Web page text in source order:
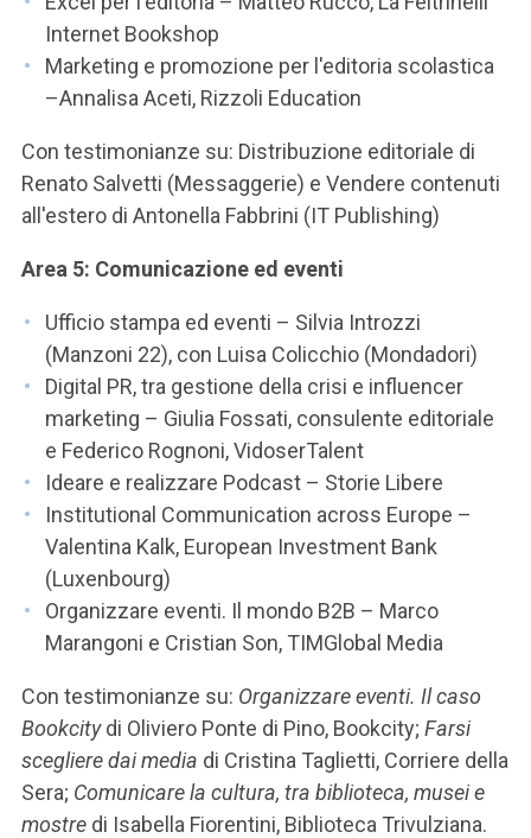
Internet Bookshop
Marketing e promozione per l'editoria scolastica
–Annalisa Aceti, Rizzoli Education
Con testimonianze su: Distribuzione editoriale di
Renato Salvetti (Messaggerie) e Vendere contenuti
all'estero di Antonella Fabbrini (IT Publishing)
Area 5: Comunicazione ed eventi
Ufficio stampa ed eventi – Silvia Introzzi
(Manzoni 22), con Luisa Colicchio (Mondadori)
Digital PR, tra gestione della crisi e influencer
marketing – Giulia Fossati, consulente editoriale
e Federico Rognoni, VidoserTalent
Ideare e realizzare Podcast – Storie Libere
Institutional Communication across Europe –
Valentina Kalk, European Investment Bank
(Luxenbourg)
Organizzare eventi. Il mondo B2B – Marco
Marangoni e Cristian Son, TIMGlobal Media
Con testimonianze su: Organizzare eventi. Il caso
Bookcitydi Oliviero Ponte di Pino, Bookcity; Farsi
scegliere dai media di Cristina Taglietti, Corriere della
Sera; Comunicare la cultura, tra biblioteca, musei e
mostre di Isabella Fiorentini, Biblioteca Trivulziana.